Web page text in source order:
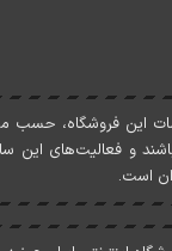
اين فروشگاه، حسب
و فعاليت‌های اين
است.